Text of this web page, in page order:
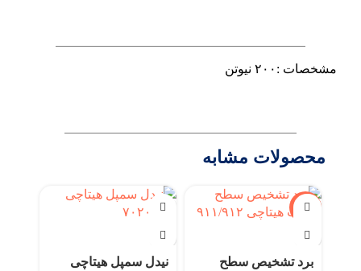
مشخصات :۲۰۰ نیوتن
محصولات مشابه
برد تشخیص سطح
نیدل سمپل هیتاچی